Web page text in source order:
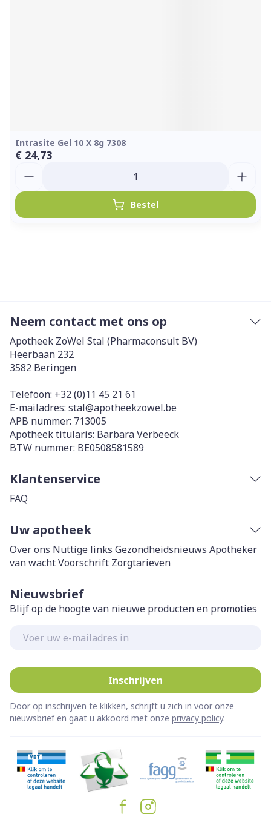
Intrasite Gel 10 X 8g 7308
€ 24,73
Bestel
Neem contact met ons op
Apotheek ZoWel Stal (Pharmaconsult BV)
Heerbaan 232
3582 Beringen
Telefoon: +32 (0)11 45 21 61
E-mailadres: stal@apotheekzowel.be
APB nummer: 713005
Apotheek titularis: Barbara Verbeeck
BTW nummer: BE0508581589
Klantenservice
FAQ
Uw apotheek
Over ons Nuttige links Gezondheidsnieuws Apotheker
van wachtVoorschrift Zorgtarieven
Nieuwsbrief
Blijf op de hoogte van nieuwe producten en promoties
Inschrijven
Door op inschrijven te klikken, schrijft u zich in voor onze
nieuwsbrief en gaat u akkoord met onze privacy policy.